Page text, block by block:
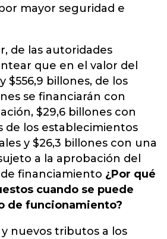
mayor seguridad e
de las autoridades
que en el valor del
$556,9 billones, de los
se financiarán con
$29,6 billones con
de los establecimientos
y $26,3 billones con una
a la aprobación del
financiamiento ¿Por qué
cuando se puede
de funcionamiento?
nuevos tributos a los